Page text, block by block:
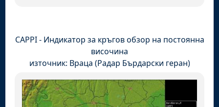
CAPPI - Индикатор за кръгов обзор на постоянна
височина
източник: Враца (Радар Бърдарски геран)